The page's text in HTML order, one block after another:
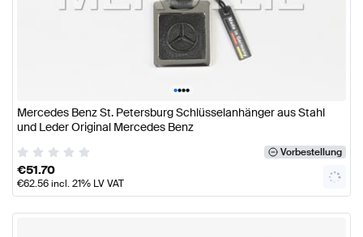
••••
Mercedes Benz St. Petersburg Schlüsselanhänger aus Stahl
und Leder Original Mercedes Benz
Vorbestellung
€51.70
€62.56incl. 21% LV VAT